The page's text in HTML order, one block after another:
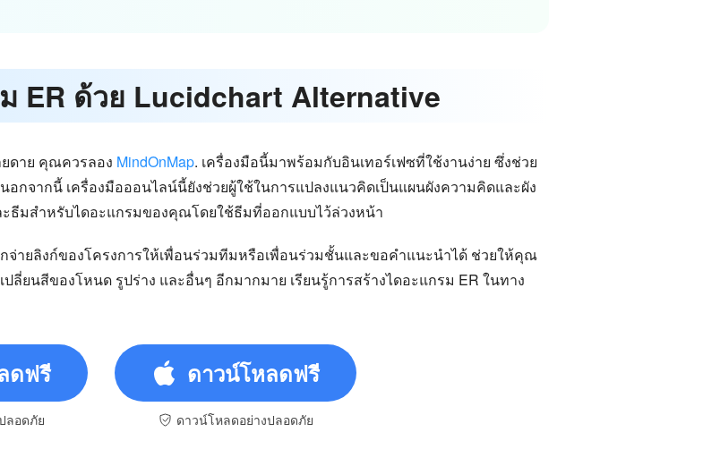
ER ด้วย Lucidchart Alternative
ดาย คุณควรลอง MindOnMap. เครื่องมือนี้มาพร้อมกับอินเทอร์เฟซที่ใช้งานง่าย ซึ่งช่วย
กจากนี้ เครื่องมือออนไลน์นี้ยังช่วยผู้ใช้ในการแปลงแนวคิดเป็นแผนผังความคิดและผัง
ธีมสำหรับไดอะแกรมของคุณโดยใช้ธีมที่ออกแบบไว้ล่วงหน้า
ายลิงก์ของโครงการให้เพื่อนร่วมทีมหรือเพื่อนร่วมชั้นและขอคำแนะนำได้ ช่วยให้คุณ
ยนสีของโหนด รูปร่าง และอื่นๆ อีกมากมาย เรียนรู้การสร้างไดอะแกรม ER ในทาง
ดฟรี
ลอดภัย
ดาวน์โหลดฟรี
ดาวน์โหลดอย่างปลอดภัย